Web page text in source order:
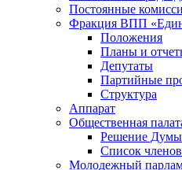
Постоянные
Фракция ВПП
Положения
Планы и
Депутаты
Партийные
Структура
Аппарат
Общественная
Решение Думы
Список
Молодежный